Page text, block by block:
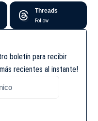
Threads
Follow
boletín para recibir
recientes al instante!